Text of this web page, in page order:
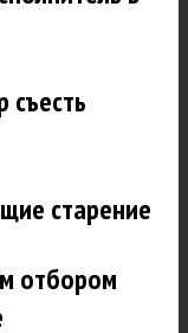
съесть
старение
отбором